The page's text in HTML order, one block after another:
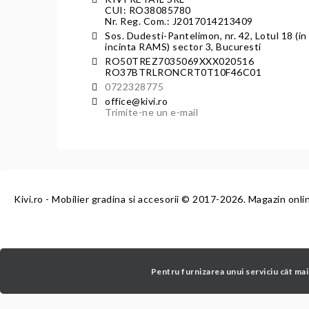
CUI: RO38085780
Nr. Reg. Com.: J2017014213409
Sos. Dudesti-Pantelimon, nr. 42, Lotul 18 (in
incinta RAMS) sector 3, Bucuresti
RO50TREZ7035069XXX020516
RO37BTRLRONCRT0T10F46C01
0722328775
office@kivi.ro
Trimite-ne un e-mail
Kivi.ro - Mobilier gradina si accesorii © 2017-2026. Magazin
Pentru furnizarea unui serviciu cât